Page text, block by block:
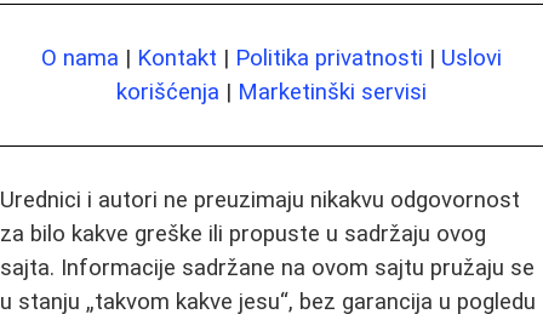
O nama | Kontakt | Politika privatnosti | Uslovi
korišćenja | Marketinški servisi
Urednici i autori ne preuzimaju nikakvu odgovornost
za bilo kakve greške ili propuste u sadržaju ovog
sajta. Informacije sadržane na ovom sajtu pružaju se
u stanju „takvom kakve jesu“, bez garancija u pogledu